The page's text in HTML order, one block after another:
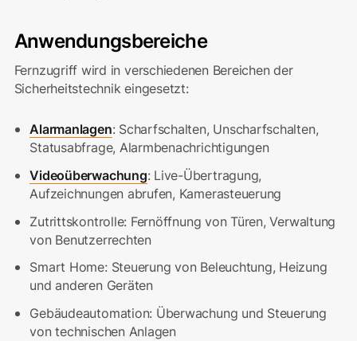
Anwendungsbereiche
Fernzugriff wird in verschiedenen Bereichen der
Sicherheitstechnik eingesetzt:
Alarmanlagen: Scharfschalten, Unscharfschalten,
Statusabfrage, Alarmbenachrichtigungen
Videoüberwachung: Live-Übertragung,
Aufzeichnungen abrufen, Kamerasteuerung
Zutrittskontrolle: Fernöffnung von Türen, Verwaltung
von Benutzerrechten
Smart Home: Steuerung von Beleuchtung, Heizung
und anderen Geräten
Gebäudeautomation: Überwachung und Steuerung
von technischen Anlagen